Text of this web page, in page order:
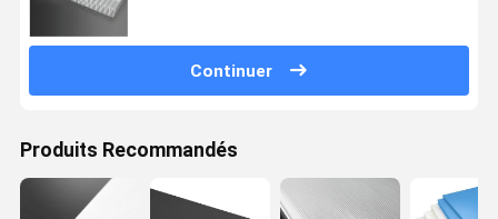
Continuer
Produits Recommandés